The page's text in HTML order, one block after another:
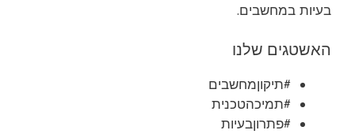
בעיות במחשבים.
האשטגים שלנו
#תיקוןמחשבים
#תמיכהטכנית
#פתרוןבעיות